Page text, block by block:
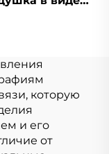
в виде лисы
которую
и его
от